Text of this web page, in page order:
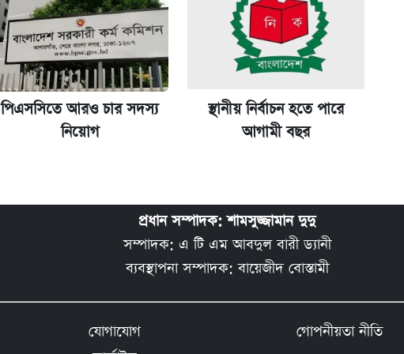
পিএসসিতে আরও চার সদস্য
নিয়োগ
স্থানীয় নির্বাচন হতে পারে
আগামী বছর
প্রধান সম্পাদক: শামসুজ্জামান দুদু
সম্পাদক: এ টি এম আবদুল বারী ড্যানী
ব্যবস্থাপনা সম্পাদক: বায়েজীদ বোস্তামী
যোগাযোগ গোপনীয়তা নীতি